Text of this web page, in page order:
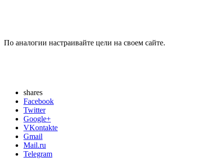
По аналогии настраивайте цели на своем сайте.
shares
Facebook
Twitter
Google+
VKontakte
Gmail
Mail.ru
Telegram